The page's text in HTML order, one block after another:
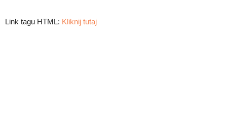
Link tagu HTML: Kliknij tutaj